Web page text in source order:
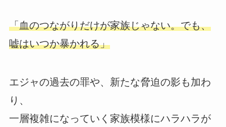
「血のつながりだけが家族じゃない。でも、
嘘はいつか暴かれる」
エジャの過去の罪や、新たな脅迫の影も加わ
り、
一層複雑になっていく家族模様にハラハラが